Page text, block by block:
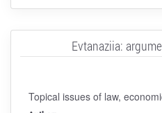
Evtanaziia:
Topical issues of law,